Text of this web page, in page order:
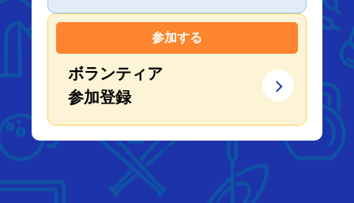
参加する
ボランティア
参加登録